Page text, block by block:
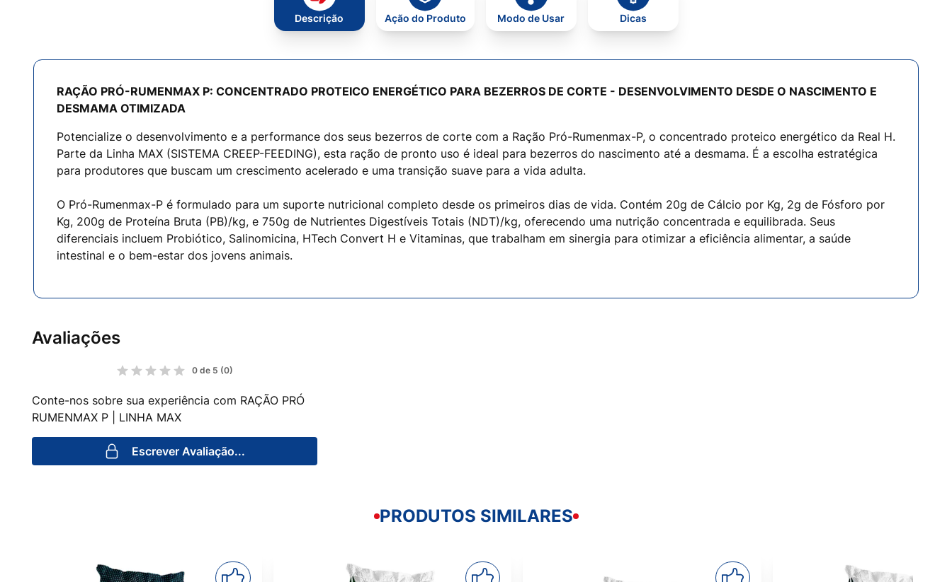
Descrição Ação do Produto Modo de Usar Dicas
RAÇÃO PRÓ-RUMENMAX P: CONCENTRADO PROTEICO ENERGÉTICO PARA BEZERROS DE CORTE - DESENVOLVIMENTO DESDE O NASCIMENTO E
DESMAMA OTIMIZADA
Potencialize o desenvolvimento e a performance dos seus bezerros de corte com a Ração Pró-Rumenmax-P, o concentrado proteico energético da Real H.
Parte da Linha MAX (SISTEMA CREEP-FEEDING), esta ração de pronto uso é ideal para bezerros do nascimento até a desmama. É a escolha estratégica
para produtores que buscam um crescimento acelerado e uma transição suave para a vida adulta.
O Pró-Rumenmax-P é formulado para um suporte nutricional completo desde os primeiros dias de vida. Contém 20g de Cálcio por Kg, 2g de Fósforo por
Kg, 200g de Proteína Bruta (PB)/kg, e 750g de Nutrientes Digestíveis Totais (NDT)/kg, oferecendo uma nutrição concentrada e equilibrada. Seus
diferenciais incluem Probiótico, Salinomicina, HTech Convert H e Vitaminas, que trabalham em sinergia para otimizar a eficiência alimentar, a saúde
intestinal e o bem-estar dos jovens animais.
Avaliações
0 de 5 (0)
Conte-nos sobre sua experiência com RAÇÃO PRÓ
RUMENMAX P | LINHA MAX
Escrever Avaliação...
PRODUTOS SIMILARES
BEEFMAX |